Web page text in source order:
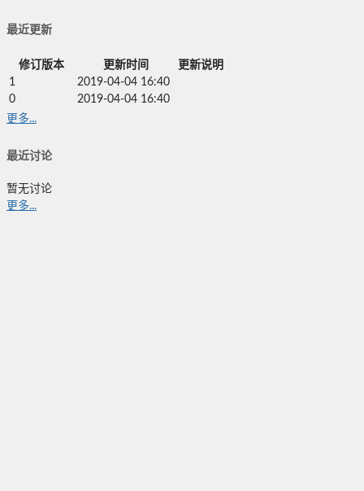
最近更新
修订版本 更新时间
更新说明
1
2019-04-04 16:40
0
2019-04-04 16:40
更多...
最近讨论
暂无讨论
更多...